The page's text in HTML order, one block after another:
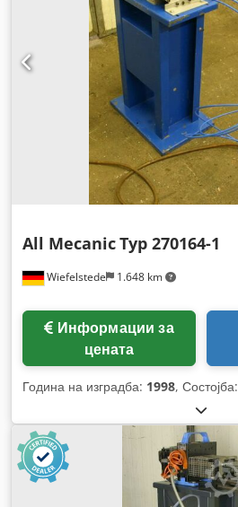
Wiefelstede 1.648 km
All MecanicTyp 270164-1
цената
Година на изградба: 1998, Состојба: